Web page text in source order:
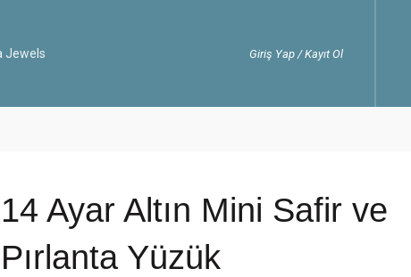
Giriş Yap / Kayıt Ol
14 Ayar Altın Mini Safir ve
Pırlanta Yüzük